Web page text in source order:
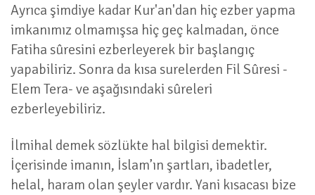
Ayrıca şimdiye kadar Kur'an'dan hiç ezber yapma
imkanımız olmamışsa hiç geç kalmadan, önce
Fatiha sûresini ezberleyerek bir başlangıç
yapabiliriz. Sonra da kısa surelerden Fil Sûresi -
Elem Tera- ve aşağısındaki sûreleri
ezberleyebiliriz.
İlmihal demek sözlükte hal bilgisi demektir.
İçerisinde imanın, İslam’ın şartları, ibadetler,
helal, haram olan şeyler vardır. Yani kısacası bize